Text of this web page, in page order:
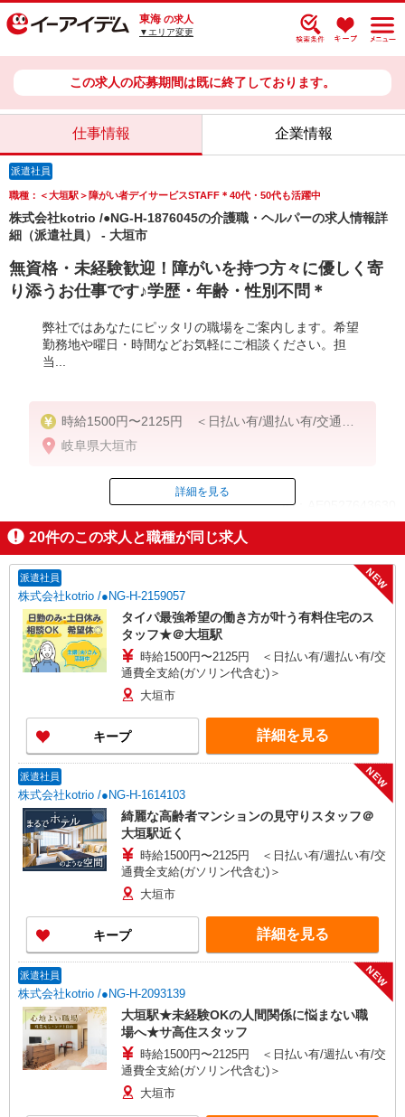
東海 の求人
▼エリア変更
この求人の応募期間は既に終了しております。
仕事情報 企業情報
派遣社員
職種：＜大垣駅＞障がい者デイサービスSTAFF＊40代・50代も活躍中
株式会社kotrio /●NG-H-1876045の介護職・ヘルパーの求人情報詳
細（派遣社員） - 大垣市
無資格・未経験歓迎！障がいを持つ方々に優しく寄
り添うお仕事です♪学歴・年齢・性別不問＊
弊社ではあなたにピッタリの職場をご案内します。希望
勤務地や曜日・時間などお気軽にご相談ください。担
当...
時給1500円〜2125円 ＜日払い有/週払い有/交通費
全支給(ガソリン代含む)＞
岐阜県大垣市
ID：AE0527643630
掲載期間終了
詳細を見る
20件のこの求人と職種が同じ求人
派遣社員
株式会社kotrio /●NG-H-2159057
NEW
タイパ最強希望の働き方が叶う有料住宅のス
タッフ★＠大垣駅
時給1500円〜2125円 ＜日払い有/週払い有/交
通費全支給(ガソリン代含む)＞
大垣市
キープ 詳細を見る
派遣社員
株式会社kotrio /●NG-H-1614103
NEW
綺麗な高齢者マンションの見守りスタッフ＠
大垣駅近く
時給1500円〜2125円 ＜日払い有/週払い有/交
通費全支給(ガソリン代含む)＞
大垣市
キープ 詳細を見る
派遣社員
株式会社kotrio /●NG-H-2093139
NEW
大垣駅★未経験OKの人間関係に悩まない職
場へ★サ高住スタッフ
時給1500円〜2125円 ＜日払い有/週払い有/交
通費全支給(ガソリン代含む)＞
大垣市